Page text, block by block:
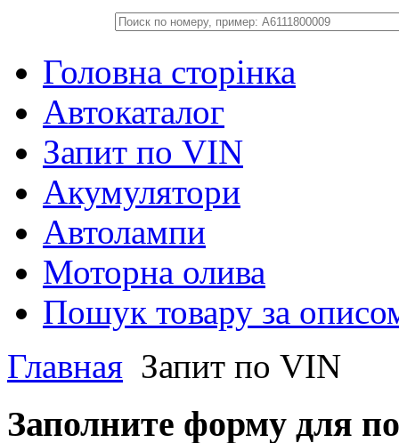
Головна сторінка
Автокаталог
Запит по VIN
Акумулятори
Автолампи
Моторна олива
Пошук товару за
Главная Запит по VIN
Заполните форму для